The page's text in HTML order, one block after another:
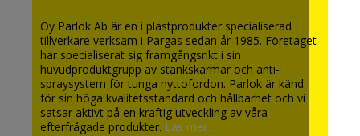
Oy Parlok Ab är en i plastprodukter specialiserad
tillverkare verksam i Pargas sedan år 1985. Företaget
har specialiserat sig framgångsrikt i sin
huvudproduktgrupp av stänkskärmar och anti-
spraysystem för tunga nyttofordon. Parlok är känd
för sin höga kvalitetsstandard och hållbarhet och vi
satsar aktivt på en kraftig utveckling av våra
efterfrågade produkter. Läs mer...